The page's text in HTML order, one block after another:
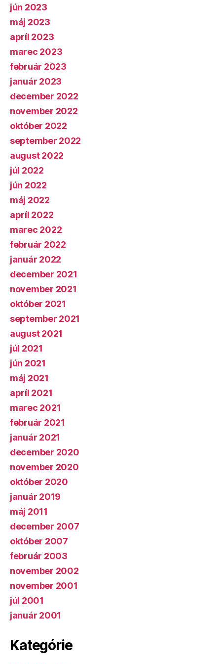
jún 2023
máj 2023
apríl 2023
marec 2023
február 2023
január 2023
december 2022
november 2022
október 2022
september 2022
august 2022
júl 2022
jún 2022
máj 2022
apríl 2022
marec 2022
február 2022
január 2022
december 2021
november 2021
október 2021
september 2021
august 2021
júl 2021
jún 2021
máj 2021
apríl 2021
marec 2021
február 2021
január 2021
december 2020
november 2020
október 2020
január 2019
máj 2011
december 2007
október 2007
február 2003
november 2002
november 2001
júl 2001
január 2001
Kategórie